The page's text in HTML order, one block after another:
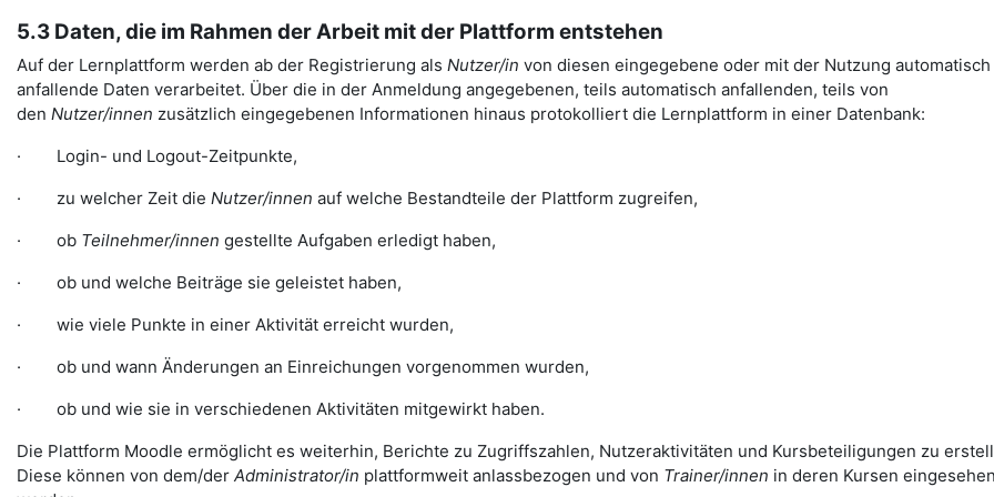
5.3 Daten, die im Rahmen der Arbeit mit der Plattform entstehen
Auf der Lernplattform werden ab der Registrierung als Nutzer/in von diesen eingegebene oder mit der Nutzung automatisch
anfallende Daten verarbeitet. Über die in der Anmeldung angegebenen, teils automatisch anfallenden, teils von
den Nutzer/innen zusätzlich eingegebenen Informationen hinaus protokolliert die Lernplattform in einer Datenbank:
· Login- und Logout-Zeitpunkte,
· zu welcher Zeit die Nutzer/innen auf welche Bestandteile der Plattform zugreifen,
· ob Teilnehmer/innen gestellte Aufgaben erledigt haben,
· ob und welche Beiträge sie geleistet haben,
· wie viele Punkte in einer Aktivität erreicht wurden,
· ob und wann Änderungen an Einreichungen vorgenommen wurden,
· ob und wie sie in verschiedenen Aktivitäten mitgewirkt haben.
Die Plattform Moodle ermöglicht es weiterhin, Berichte zu Zugriffszahlen, Nutzeraktivitäten und Kursbeteiligungen zu
Diese können von dem/der Administrator/in plattformweit anlassbezogen und von Trainer/innen in deren Kursen eingesehen